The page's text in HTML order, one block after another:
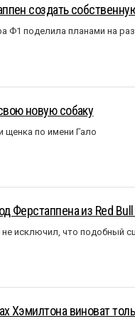
создать
Ф1 поделила планами на
новую собаку
щенка по имени Гало
Ферстаппена из Red
исключил, что подобный
Хэмилтона виноват